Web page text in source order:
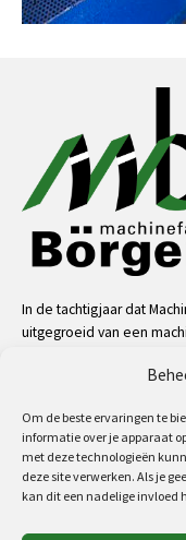
Om de beste ervaringen te
informatie over je apparaat
met deze technologieën
deze site verwerken. Als je
kan dit een nadelige invloed
In de tachtigjaar dat
uitgegroeid van een
bijna alle uitdagingen
meer